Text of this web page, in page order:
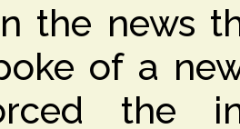
the news
of a
the